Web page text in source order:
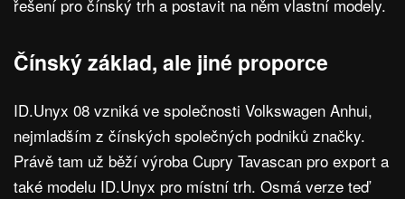
řešení pro čínský trh a postavit na něm vlastní modely.
Čínský základ, ale jiné proporce
ID.Unyx 08 vzniká ve společnosti Volkswagen Anhui,
nejmladším z čínských společných podniků značky.
Právě tam už běží výroba Cupry Tavascan pro export a
také modelu ID.Unyx pro místní trh. Osmá verze teď